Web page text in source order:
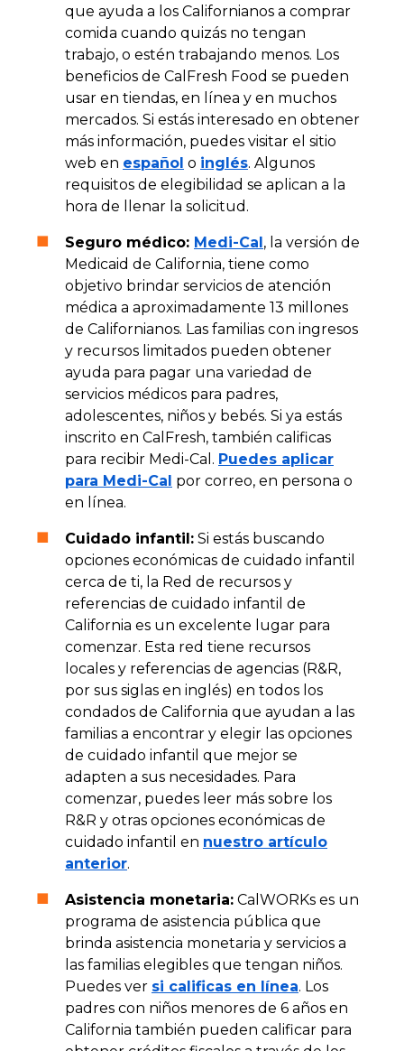
que ayuda a los Californianos a comprar
comida cuando quizás no tengan
trabajo, o estén trabajando menos. Los
beneficios de CalFresh Food se pueden
usar en tiendas, en línea y en muchos
mercados. Si estás interesado en obtener
más información, puedes visitar el sitio
web en español o inglés. Algunos
requisitos de elegibilidad se aplican a la
hora de llenar la solicitud.
Seguro médico: Medi-Cal , la versión de
Medicaid de California, tiene como
objetivo brindar servicios de atención
médica a aproximadamente 13 millones
de Californianos. Las familias con ingresos
y recursos limitados pueden obtener
ayuda para pagar una variedad de
servicios médicos para padres,
adolescentes, niños y bebés. Si ya estás
inscrito en CalFresh, también calificas
para recibir Medi-Cal. Puedes aplicar
para Medi-Cal por correo, en persona o
en línea.
Cuidado infantil: Si estás buscando
opciones económicas de cuidado infantil
cerca de ti, la Red de recursos y
referencias de cuidado infantil de
California es un excelente lugar para
comenzar. Esta red tiene recursos
locales y referencias de agencias (R&R,
por sus siglas en inglés) en todos los
condados de California que ayudan a las
familias a encontrar y elegir las opciones
de cuidado infantil que mejor se
adapten a sus necesidades. Para
comenzar, puedes leer más sobre los
R&R y otras opciones económicas de
cuidado infantil en nuestro artículo
anterior.
Asistencia monetaria: CalWORKs es un
programa de asistencia pública que
brinda asistencia monetaria y servicios a
las familias elegibles que tengan niños.
Puedes ver si calificas en línea. Los
padres con niños menores de 6 años en
California también pueden calificar para